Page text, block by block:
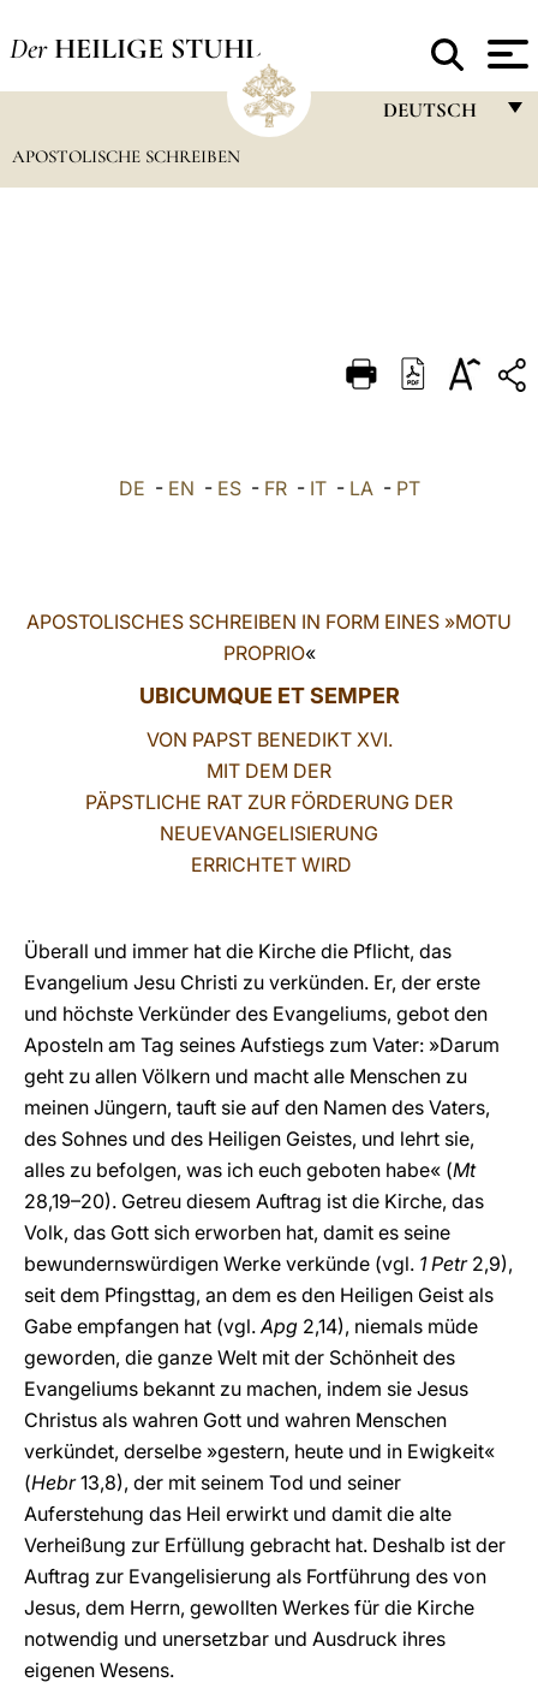
Der HEILIGE STUHL
DEUTSCH
DEUTSCH
العربيّة
APOSTOLISCHE SCHREIBEN
DE - EN - ES- FR- IT- LA- PT
APOSTOLISCHES SCHREIBEN IN FORM EINES »MOTU
PROPRIO«
UBICUMQUE ET SEMPER
VON PAPST BENEDIKT XVI.
MIT DEM DER
PÄPSTLICHE RAT ZUR FÖRDERUNG DER
NEUEVANGELISIERUNG
ERRICHTET WIRD
Überall und immer hat die Kirche die Pflicht, das
Evangelium Jesu Christi zu verkünden. Er, der erste
und höchste Verkünder des Evangeliums, gebot den
Aposteln am Tag seines Aufstiegs zum Vater: »Darum
geht zu allen Völkern und macht alle Menschen zu
meinen Jüngern, tauft sie auf den Namen des Vaters,
des Sohnes und des Heiligen Geistes, und lehrt sie,
alles zu befolgen, was ich euch geboten habe« (Mt
28,19–20). Getreu diesem Auftrag ist die Kirche, das
Volk, das Gott sich erworben hat, damit es seine
bewundernswürdigen Werke verkünde (vgl. 1 Petr 2,9),
seit dem Pfingsttag, an dem es den Heiligen Geist als
Gabe empfangen hat (vgl.Apg 2,14), niemals müde
geworden, die ganze Welt mit der Schönheit des
Evangeliums bekannt zu machen, indem sie Jesus
Christus als wahren Gott und wahren Menschen
verkündet, derselbe »gestern, heute und in Ewigkeit«
(Hebr13,8), der mit seinem Tod und seiner
Auferstehung das Heil erwirkt und damit die alte
Verheißung zur Erfüllung gebracht hat. Deshalb ist der
Auftrag zur Evangelisierung als Fortführung des von
Jesus, dem Herrn, gewollten Werkes für die Kirche
notwendig und unersetzbar und Ausdruck ihres
eigenen Wesens.